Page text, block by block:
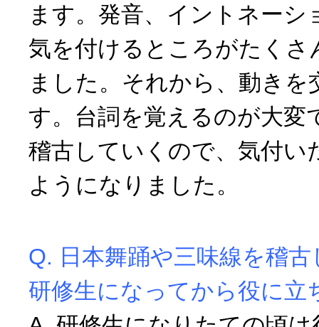
ます。発音、イントネーシ
気を付けるところがたくさ
ました。それから、動きを
す。台詞を覚えるのが大変
稽古していくので、気付い
ようになりました。
Q. 日本舞踊や三味線を稽
研修生になってから役に立